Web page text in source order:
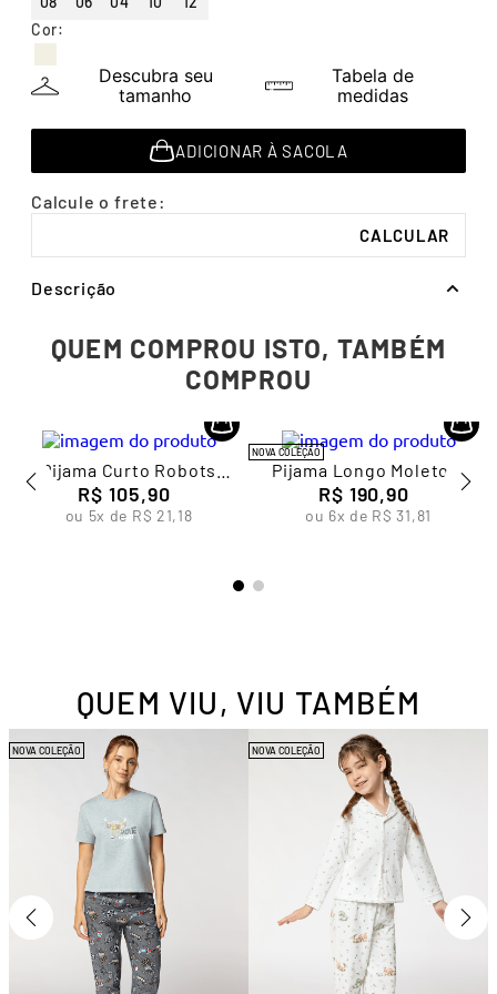
Cor:
Descubra seu
tamanho
Tabela de
medidas
ADICIONAR À SACOLA
Descrição
QUEM COMPROU ISTO, TAMBÉM
COMPROU
Pijama Curto Robots
Infantil Masculino Lupo
R$ 105,90
ou 5x de R$ 21,18
NOVA COLEÇÃO
Pijama Longo Moletom
Infantil Feminino Lupo
R$ 190,90
ou 6x de R$ 31,81
QUEM VIU, VIU TAMBÉM
NOVA COLEÇÃO NOVA COLEÇÃO
º
sutiã
10º meia masculina